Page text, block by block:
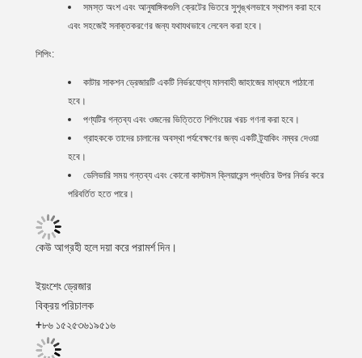
সমস্ত অংশ এবং আনুষাঙ্গিকগুলি ক্রেটের ভিতরে সুশৃঙ্খলভাবে স্থাপন করা হবে
এবং সহজেই সনাক্তকরণের জন্য যথাযথভাবে লেবেল করা হবে।
শিপিং:
কাটার সাকশন ড্রেজারটি একটি নির্ভরযোগ্য মালবাহী জাহাজের মাধ্যমে পাঠানো
হবে।
পণ্যটির গন্তব্য এবং ওজনের ভিত্তিতে শিপিংয়ের খরচ গণনা করা হবে।
গ্রাহককে তাদের চালানের অবস্থা পর্যবেক্ষণের জন্য একটি ট্র্যাকিং নম্বর দেওয়া
হবে।
ডেলিভারি সময় গন্তব্য এবং কোনো কাস্টমস ক্লিয়ারেন্স পদ্ধতির উপর নির্ভর করে
পরিবর্তিত হতে পারে।
কেউ আগ্রহী হলে দয়া করে পরামর্শ দিন।
ইয়ংশেং ড্রেজার
বিক্রয় পরিচালক
+৮৬ ১৫২৫৩৬১৯৫১৬